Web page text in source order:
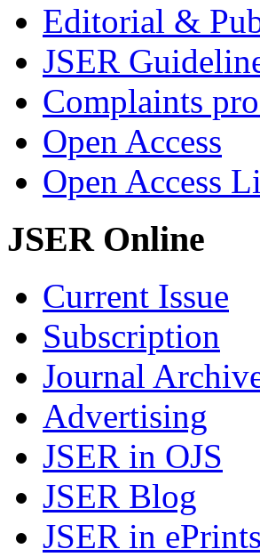
Editorial &
JSER
Complaints
Open Access
Open Access
JSER Online
Current Issue
Subscription
Journal
Advertising
JSER in OJS
JSER Blog
JSER in ePrints